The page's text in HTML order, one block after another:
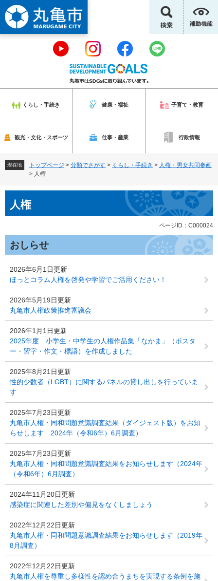
ー
ジ
の
。
ニ
ュ
ー
て
くらし・手続き 健康・福祉 子育て・教育
観光・文化・スポーツ 仕事・産業 行政情報
現在地 トップページ > 分類でさがす > くらし・手続き > 人権・男女共同参画
> 人権
人権
ページID：C000024
おしらせ
2026年6月1日更新
ほっとコラム人権を啓発や学習でご活用ください！
2026年5月19日更新
丸亀市人権政策推進審議会
2026年1月1日更新
2025年度 小学生・中学生の人権作品集「なかま」（ポスタ
ー・習字・作文・標語）を作成しました
2025年8月21日更新
性的少数者（LGBT）に関するパネルの貸し出しを行っていま
す
2025年7月23日更新
丸亀市人権・同和問題意識調査結果（ダイジェスト版）をお知
らせします 2024年（令和6年）6月調査）
2025年7月23日更新
丸亀市人権・同和問題意識調査結果をお知らせします（2024年
（令和6年）6月調査）
2024年11月20日更新
感染症に関連した差別や偏見をなくしましょう
2022年12月22日更新
丸亀市人権・同和問題意識調査結果をお知らせします（2019年
8月調査）
2022年12月22日更新
丸亀市人権を尊重し多様性を認め合うまちを実現する条例を施